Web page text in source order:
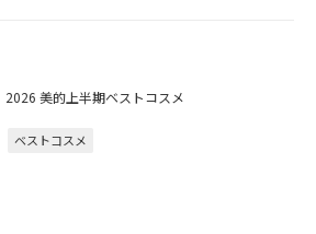
2026 美的上半期ベストコスメ
ベストコスメ